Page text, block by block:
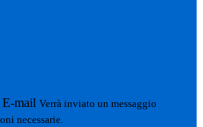
E-mail Verrà inviato un messaggio
necessarie.